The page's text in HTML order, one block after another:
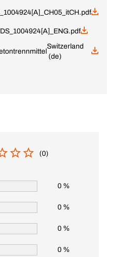
Switzerland
(de)
(0)
0 %
0 %
0 %
0 %